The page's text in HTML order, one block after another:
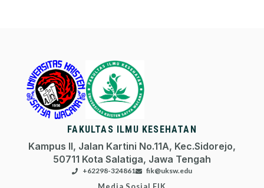
FAKULTAS ILMU KESEHATAN
Kampus II, Jalan Kartini No.11A, Kec.Sidorejo,
50711 Kota Salatiga, Jawa Tengah
+62298-324861 fik@uksw.edu